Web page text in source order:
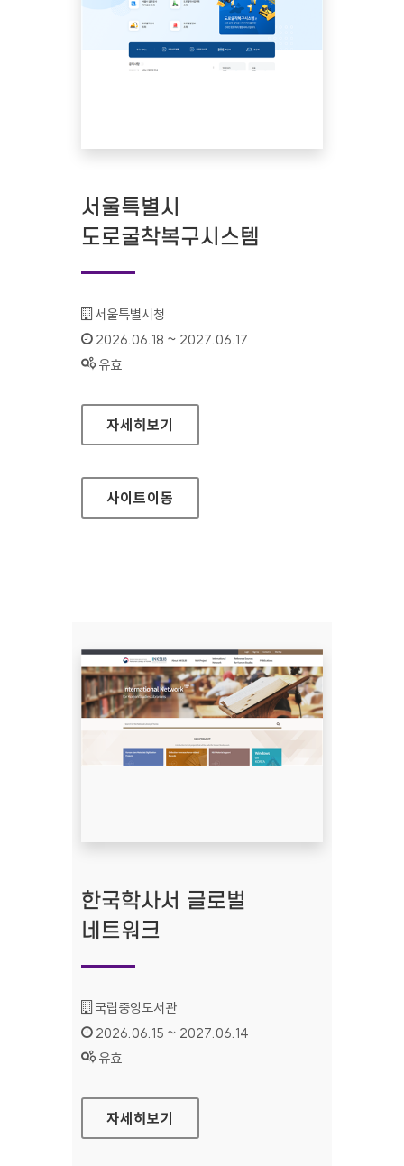
서울특별시
도로굴착복구시스템
기관명 :
서울특별시청
인증기간 :
2026.06.18 ~ 2027.06.17
상태 :
유효
서울특별시 도로굴착복구시스템
자세히보기
사이트이동
한국학사서 글로벌
네트워크
기관명 :
국립중앙도서관
인증기간 :
2026.06.15 ~ 2027.06.14
상태 :
유효
한국학사서 글로벌 네트워크
자세히보기